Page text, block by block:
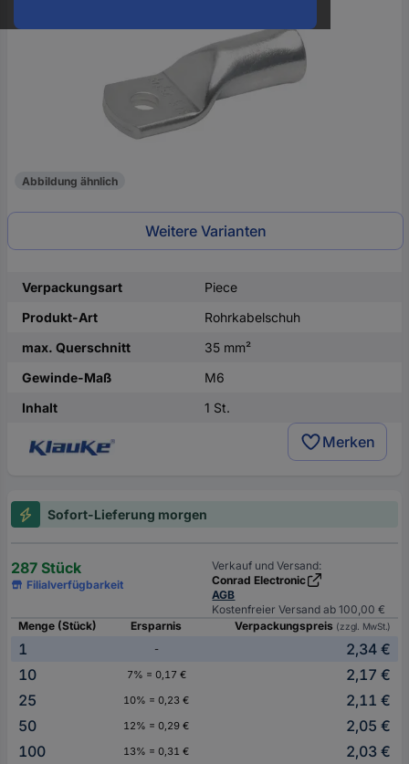
Abbildung ähnlich
Weitere Varianten
Verpackungsart
Piece
Produkt-Art
Rohrkabelschuh
max. Querschnitt
35 mm²
Gewinde-Maß
M6
Inhalt
1 St.
Merken
Sofort-Lieferung morgen
287 Stück
Filialverfügbarkeit
Verkauf und Versand:
Conrad Electronic
AGB
Kostenfreier Versand ab 100,00 €
Menge (Stück)
Ersparnis Verpackungspreis (zzgl. MwSt.)
1 -
2,34 €
10
7% = 0,17 €
2,17 €
25
10% = 0,23 €
2,11 €
50
12% = 0,29 €
2,05 €
100
13% = 0,31 €
2,03 €